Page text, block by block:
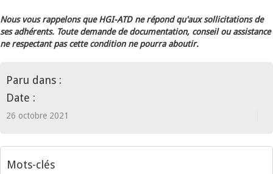
Nous vous rappelons que HGI-ATD ne répond qu'aux sollicitations de
ses adhérents. Toute demande de documentation, conseil ou assistance
ne respectant pas cette condition ne pourra aboutir.
Paru dans :
Date :
26 octobre 2021
Mots-clés